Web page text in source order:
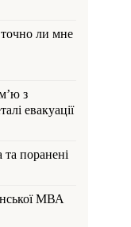
ли мне
з
евакуації
поранені
МВА